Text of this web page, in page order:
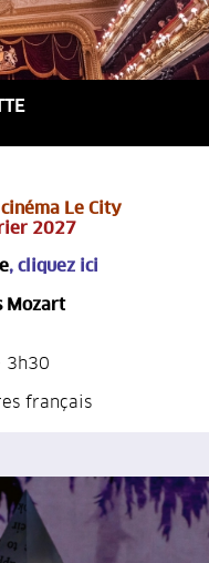
Le City
2027
, cliquez ici
Mozart
3h30
français